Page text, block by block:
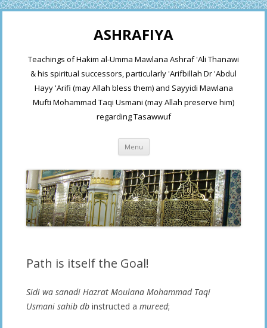
ASHRAFIYA
Teachings of Hakim al-Umma Mawlana Ashraf 'Ali Thanawi
& his spiritual successors, particularly 'Arifbillah Dr 'Abdul
Hayy 'Arifi (may Allah bless them) and Sayyidi Mawlana
Mufti Mohammad Taqi Usmani (may Allah preserve him)
regarding Tasawwuf
Menu Skip
content
Path is itself the Goal!
Sidi wa sanadi Hazrat Moulana Mohammad Taqi
Usmani sahib db instructed a mureed;